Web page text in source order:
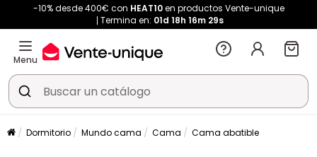
-10% desde 400€ con HEAT10en productos Vente-unique
Termina en: 01d 18h 16m 29s
Menu
Dormitorio Mundo cama Cama Cama abatible